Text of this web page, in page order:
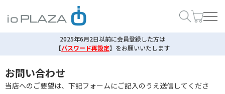
2025年6月2日以前に会員登録した方は
【パスワード再設定】 をお願いいたします
お問い合わせ
当店へのご要望は、下記フォームにご記入のうえ送信してくださ